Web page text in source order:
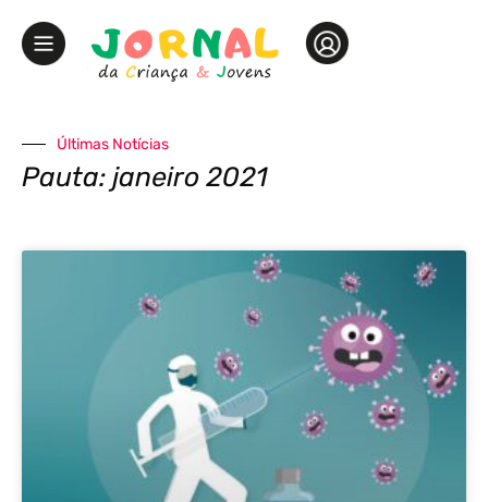
Últimas Notícias
Pauta: janeiro 2021